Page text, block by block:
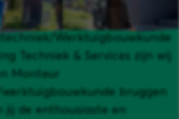
Werktuigbouwkunde
Techniek & Services zijn wij
Monteur
bruggen
jij de enthousiaste en